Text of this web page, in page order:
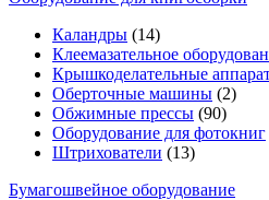
Каландры (14)
Клеемазательное
Крышкоделательные
Оберточные машины (2)
Обжимные прессы (90)
Оборудование для фотокниг
Штрихователи (13)
Бумагошвейное оборудование